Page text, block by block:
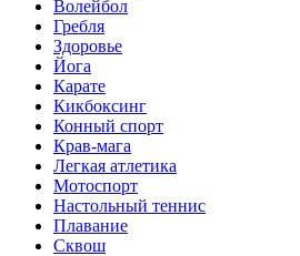
Волейбол
Гребля
Здоровье
Йога
Карате
Кикбоксинг
Конный спорт
Крав-мага
Легкая атлетика
Мотоспорт
Настольный теннис
Плавание
Сквош